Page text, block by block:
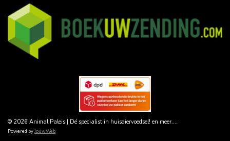
© 2026 Animal Paleis | Dé specialist in huisdiervoedsel! en meer....
Powered byJouwWeb